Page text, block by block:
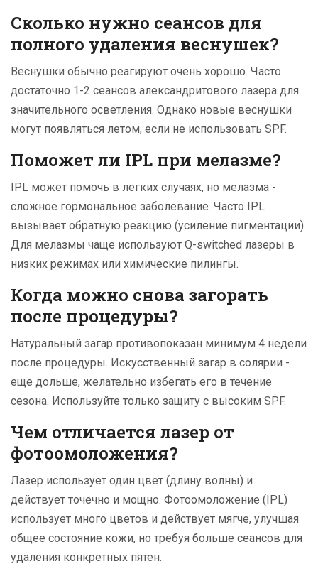
Сколько нужно сеансов для
полного удаления веснушек?
Веснушки обычно реагируют очень хорошо. Часто
достаточно 1-2 сеансов александритового лазера для
значительного осветления. Однако новые веснушки
могут появляться летом, если не использовать SPF.
Поможет ли IPL при мелазме?
IPL может помочь в легких случаях, но мелазма -
сложное гормональное заболевание. Часто IPL
вызывает обратную реакцию (усиление пигментации).
Для мелазмы чаще используют Q-switched лазеры в
низких режимах или химические пилингы.
Когда можно снова загорать
после процедуры?
Натуральный загар противопоказан минимум 4 недели
после процедуры. Искусственный загар в солярии -
еще дольше, желательно избегать его в течение
сезона. Используйте только защиту с высоким SPF.
Чем отличается лазер от
фотоомоложения?
Лазер использует один цвет (длину волны) и
действует точечно и мощно. Фотоомоложение (IPL)
использует много цветов и действует мягче, улучшая
общее состояние кожи, но требуя больше сеансов для
удаления конкретных пятен.